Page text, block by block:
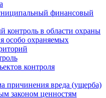
финансовый
контроль в области охраны
особо охраняемых
контроля
причинения вреда (ущерба)
законом ценностям